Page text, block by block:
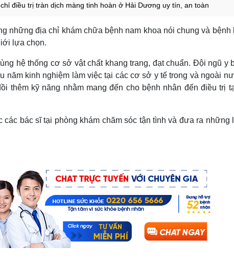
điều trị tràn dịch màng tinh hoàn ở Hải Dương uy tín, an toàn
những địa chỉ khám chữa bệnh nam khoa nói chung và bệnh
lựa chọn.
hệ thống cơ sở vật chất khang trang, đạt chuẩn. Đội ngũ y
năm kinh nghiệm làm việc tại các cơ sở y tế trong và ngoài
thêm kỹ năng nhằm mang đến cho bệnh nhân đến điều trị
bác sĩ tại phòng khám chăm sóc tận tình và đưa ra những